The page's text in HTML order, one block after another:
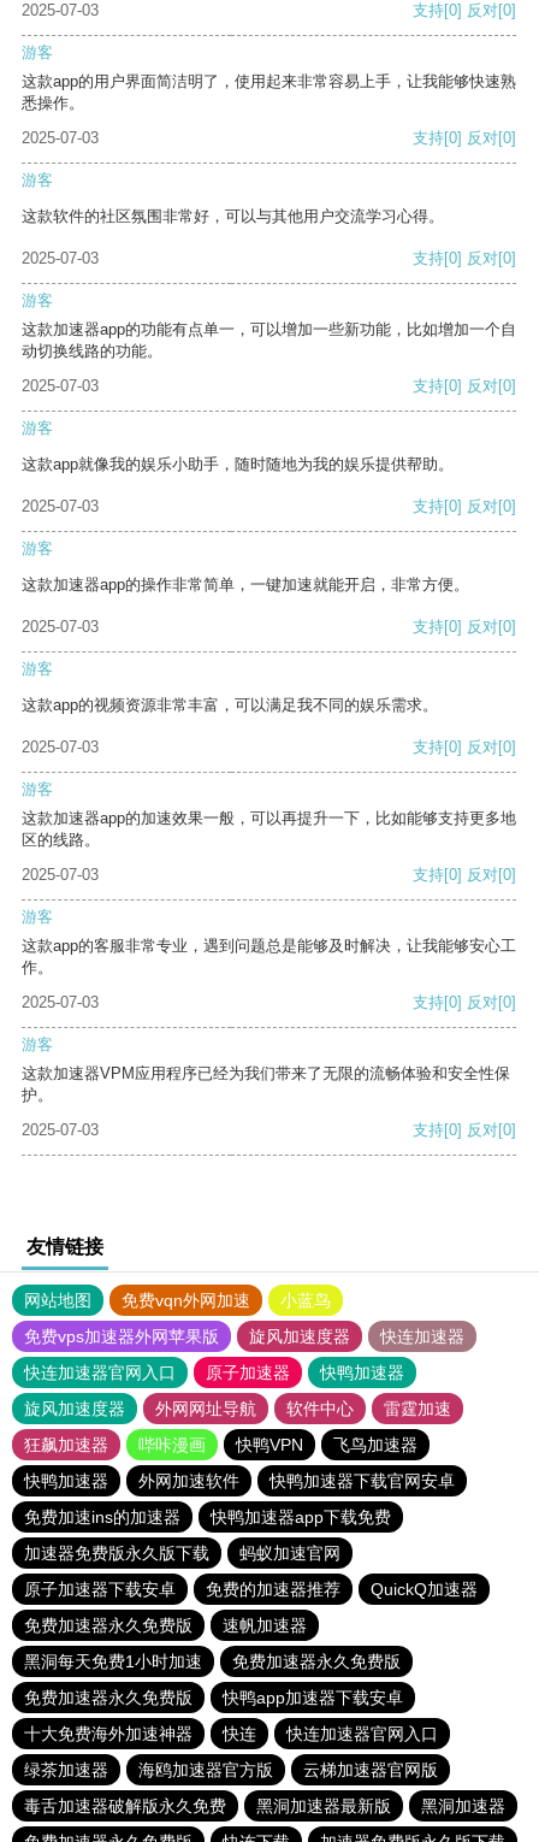
2025-07-03 支持[0] 反对[0]
游客
这款app的用户界面简洁明了，使用起来非常容易上手，让我能够快速熟
悉操作。
2025-07-03
支持[0] 反对[0]
游客
这款软件的社区氛围非常好，可以与其他用户交流学习心得。
2025-07-03 支持[0] 反对[0]
游客
这款加速器app的功能有点单一，可以增加一些新功能，比如增加一个自
动切换线路的功能。
2025-07-03
支持[0] 反对[0]
游客
这款app就像我的娱乐小助手，随时随地为我的娱乐提供帮助。
2025-07-03 支持[0] 反对[0]
游客
这款加速器app的操作非常简单，一键加速就能开启，非常方便。
2025-07-03 支持[0] 反对[0]
游客
这款app的视频资源非常丰富，可以满足我不同的娱乐需求。
2025-07-03 支持[0] 反对[0]
游客
这款加速器app的加速效果一般，可以再提升一下，比如能够支持更多地
区的线路。
2025-07-03
支持[0] 反对[0]
游客
这款app的客服非常专业，遇到问题总是能够及时解决，让我能够安心工
作。
2025-07-03
支持[0] 反对[0]
游客
这款加速器VPM应用程序已经为我们带来了无限的流畅体验和安全性保
护。
2025-07-03
支持[0] 反对[0]
友情链接
网站地图 免费vqn外网加速
小蓝鸟
免费vps加速器外网苹果版
旋风加速度器
快连加速器
快连加速器官网入口
原子加速器
快鸭加速器
旋风加速度器
外网网址导航 软件中心
雷霆加速
狂飙加速器
哔咔漫画 快鸭VPN
飞鸟加速器
快鸭加速器
外网加速软件
快鸭加速器下载官网安卓
免费加速ins的加速器
快鸭加速器app下载免费
加速器免费版永久版下载
蚂蚁加速官网
原子加速器下载安卓
免费的加速器推荐
QuickQ加速器
免费加速器永久免费版
速帆加速器
黑洞每天免费1小时加速
免费加速器永久免费版
免费加速器永久免费版
快鸭app加速器下载安卓
十大免费海外加速神器
快连
快连加速器官网入口
绿茶加速器
海鸥加速器官方版
云梯加速器官网版
毒舌加速器破解版永久免费
黑洞加速器最新版
黑洞加速器